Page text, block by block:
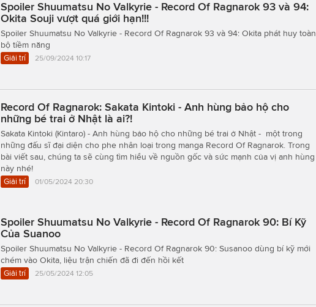
Spoiler Shuumatsu No Valkyrie - Record Of Ragnarok 93 và 94:
Okita Souji vượt quá giới hạn!!!
Spoiler Shuumatsu No Valkyrie - Record Of Ragnarok 93 và 94: Okita phát huy toàn
bộ tiềm năng
Giải trí
25/09/2024 10:17
Record Of Ragnarok: Sakata Kintoki - Anh hùng bảo hộ cho
những bé trai ở Nhật là ai?!
Sakata Kintoki (Kintaro) - Anh hùng bảo hộ cho những bé trai ở Nhật - một trong
những đấu sĩ đại diện cho phe nhân loại trong manga Record Of Ragnarok. Trong
bài viết sau, chúng ta sẽ cùng tìm hiểu về nguồn gốc và sức mạnh của vị anh hùng
này nhé!
Giải trí
01/05/2024 20:30
Spoiler Shuumatsu No Valkyrie - Record Of Ragnarok 90: Bí Kỹ
Của Suanoo
Spoiler Shuumatsu No Valkyrie - Record Of Ragnarok 90: Susanoo dùng bí kỹ mới
chém vào Okita, liệu trận chiến đã đi đến hồi kết
Giải trí
25/05/2024 12:05